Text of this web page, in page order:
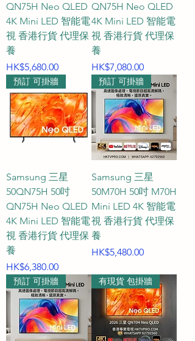
QN75H Neo QLED
4K Mini LED 智能電
視 香港行貨 代理保
養
價格
HK$5,680.00
QN75H Neo QLED
4K Mini LED 智能電
視 香港行貨 代理保
養
價格
HK$7,080.00
預訂 可掛牆
Samsung 三星
50QN75H 50吋
QN75H Neo QLED
4K Mini LED 智能電
視 香港行貨 代理保
養
價格
HK$6,380.00
預訂 可掛牆
Samsung 三星
50M70H 50吋 M70H
Mini LED 4K 智能電
視 香港行貨 代理保
養
價格
HK$5,480.00
預訂 可掛牆 有現貨 包掛牆